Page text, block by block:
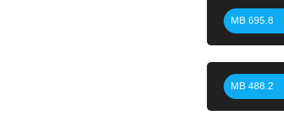
695.8 MB
488.2 MB